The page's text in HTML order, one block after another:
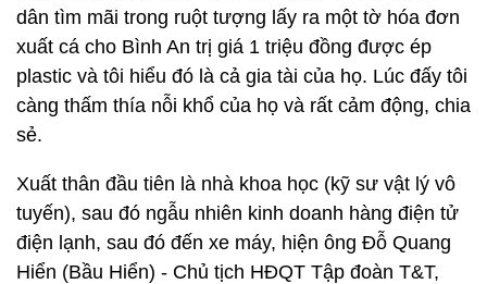
dân tìm mãi trong ruột tượng lấy ra một tờ hóa đơn
xuất cá cho Bình An trị giá 1 triệu đồng được ép
plastic và tôi hiểu đó là cả gia tài của họ. Lúc đấy tôi
càng thấm thía nỗi khổ của họ và rất cảm động, chia
sẻ.
Xuất thân đầu tiên là nhà khoa học (kỹ sư vật lý vô
tuyến), sau đó ngẫu nhiên kinh doanh hàng điện tử
điện lạnh, sau đó đến xe máy, hiện ông Đỗ Quang
Hiển (Bầu Hiển) - Chủ tịch HĐQT Tập đoàn T&T,